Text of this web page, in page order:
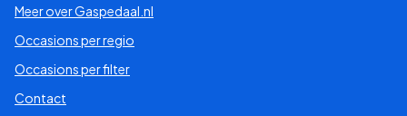
Meer over Gaspedaal.nl
Occasions per regio
Occasions per filter
Contact